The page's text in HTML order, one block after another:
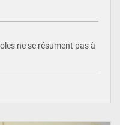
ne se résument pas à